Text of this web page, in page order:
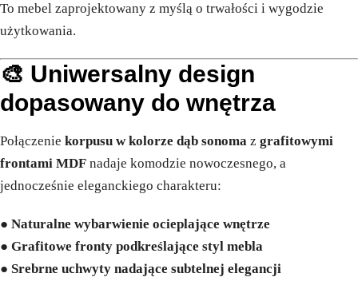
To mebel zaprojektowany z myślą o trwałości i wygodzie
użytkowania.
🎨 Uniwersalny design
dopasowany do wnętrza
Połączenie korpusu w kolorze dąb sonoma z grafitowymi
frontami MDF nadaje komodzie nowoczesnego, a
jednocześnie eleganckiego charakteru:
● Naturalne wybarwienie ocieplające wnętrze
● Grafitowe fronty podkreślające styl mebla
● Srebrne uchwyty nadające subtelnej elegancji